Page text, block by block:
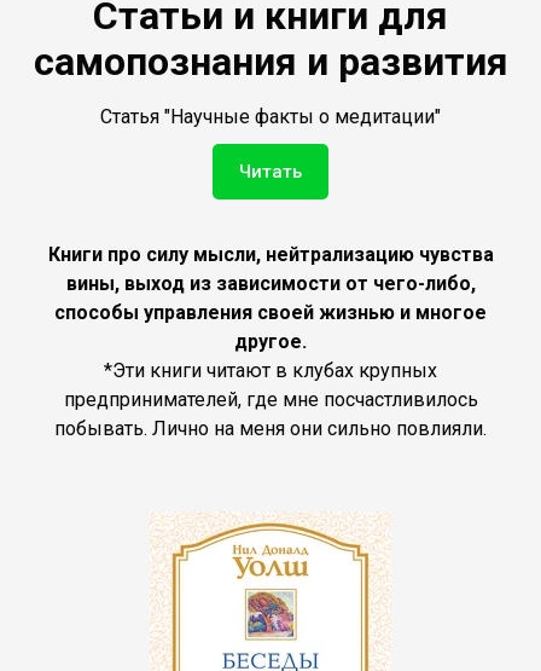
Статьи и книги для
самопознания и развития
Статья "Научные факты о медитации"
Читать
Книги про силу мысли, нейтрализацию чувства
вины, выход из зависимости от чего-либо,
способы управления своей жизнью и многое
другое.
*Эти книги читают в клубах крупных
предпринимателей, где мне посчастливилось
побывать. Лично на меня они сильно повлияли.